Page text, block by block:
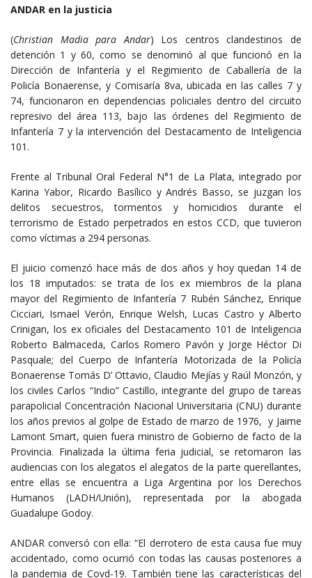
ANDAR en la justicia
(Christian Madia para Andar) Los centros clandestinos de
detención 1 y 60, como se denominó al que funcionó en la
Dirección de Infantería y el Regimiento de Caballería de la
Policía Bonaerense, y Comisaría 8va, ubicada en las calles 7 y
74, funcionaron en dependencias policiales dentro del circuito
represivo del área 113, bajo las órdenes del Regimiento de
Infantería 7 y la intervención del Destacamento de Inteligencia
101.
Frente al Tribunal Oral Federal N°1 de La Plata, integrado por
Karina Yabor, Ricardo Basílico y Andrés Basso, se juzgan los
delitos secuestros, tormentos y homicidios durante el
terrorismo de Estado perpetrados en estos CCD, que tuvieron
como víctimas a 294 personas.
El juicio comenzó hace más de dos años y hoy quedan 14 de
los 18 imputados: se trata de los ex miembros de la plana
mayor del Regimiento de Infantería 7 Rubén Sánchez, Enrique
Cicciari, Ismael Verón, Enrique Welsh, Lucas Castro y Alberto
Crinigan, los ex oficiales del Destacamento 101 de Inteligencia
Roberto Balmaceda, Carlos Romero Pavón y Jorge Héctor Di
Pasquale; del Cuerpo de Infantería Motorizada de la Policía
Bonaerense Tomás D’ Ottavio, Claudio Mejías y Raúl Monzón, y
los civiles Carlos “Indio” Castillo, integrante del grupo de tareas
parapolicial Concentración Nacional Universitaria (CNU) durante
los años previos al golpe de Estado de marzo de 1976, y Jaime
Lamont Smart, quien fuera ministro de Gobierno de facto de la
Provincia. Finalizada la última feria judicial, se retomaron las
audiencias con los alegatos el alegatos de la parte querellantes,
entre ellas se encuentra a Liga Argentina por los Derechos
Humanos (LADH/Unión), representada por la abogada
Guadalupe Godoy.
ANDAR conversó con ella: “El derrotero de esta causa fue muy
accidentado, como ocurrió con todas las causas posteriores a
la pandemia de Covd-19. También tiene las características del